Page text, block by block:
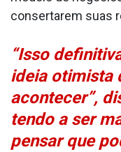
consertarem suas
“Isso
ideia otimista
acontecer”,
tendo a ser
pensar que